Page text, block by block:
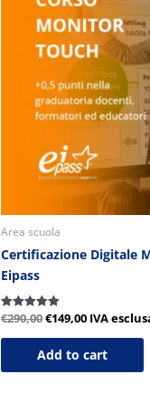
Area scuola
Certificazione Digitale
Eipass
Valutato
su 5
€290,00
era:
€290,00.
€149,00
è:
€149,00.
IVA
Add to cart